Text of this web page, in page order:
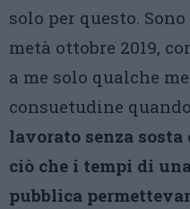
solo per questo.
metà ottobre 2019,
a me solo qualche
consuetudine
lavorato senza
ciò che i tempi di
pubblica